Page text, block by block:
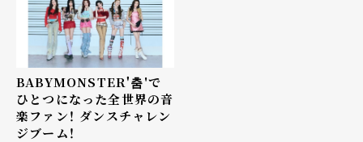
BABYMONSTER'춤'で
ひとつになった全世界の音
楽ファン！ ダンスチャレン
ジブーム！